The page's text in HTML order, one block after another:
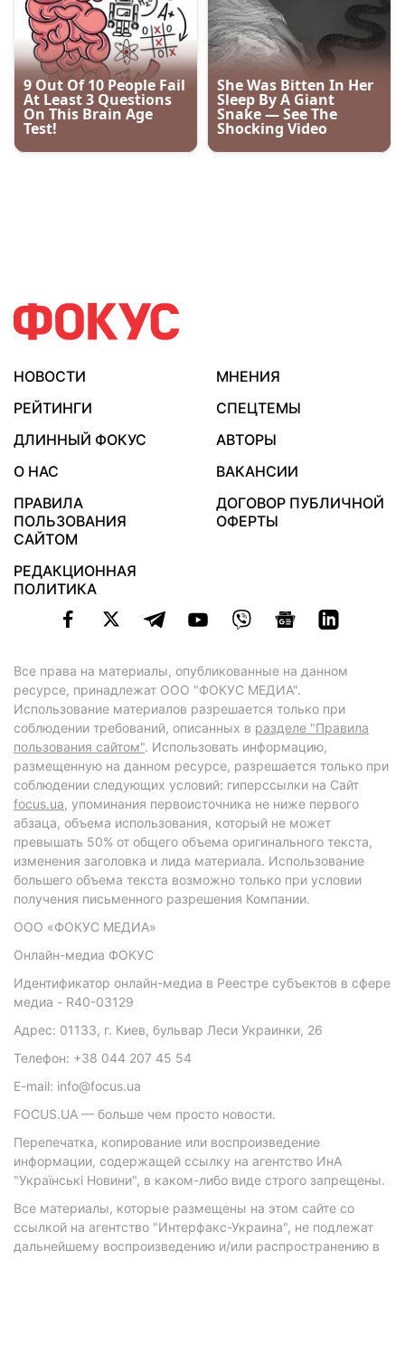
НОВОСТИ
МНЕНИЯ
РЕЙТИНГИ
СПЕЦТЕМЫ
ДЛИННЫЙ ФОКУС
АВТОРЫ
О НАС
ВАКАНСИИ
ПРАВИЛА
ПОЛЬЗОВАНИЯ
САЙТОМ
ДОГОВОР ПУБЛИЧНОЙ
ОФЕРТЫ
РЕДАКЦИОННАЯ
ПОЛИТИКА
Все права на материалы, опубликованные на данном
ресурсе, принадлежат ООО "ФОКУС МЕДИА".
Использование материалов разрешается только при
соблюдении требований, описанных в разделе "Правила
пользования сайтом". Использовать информацию,
размещенную на данном ресурсе, разрешается только при
соблюдении следующих условий: гиперссылки на Сайт
focus.ua, упоминания первоисточника не ниже первого
абзаца, объема использования, который не может
превышать 50% от общего объема оригинального текста,
изменения заголовка и лида материала. Использование
большего объема текста возможно только при условии
получения письменного разрешения Компании.
ООО «ФОКУС МЕДИА»
Онлайн-медиа ФОКУС
Идентификатор онлайн-медиа в Реестре субъектов в сфере
медиа - R40-03129
Адрес: 01133, г. Киев, бульвар Леси Украинки, 26
Телефон: +38 044 207 45 54
E-mail: info@focus.ua
FOCUS.UA — больше чем просто новости.
Перепечатка, копирование или воспроизведение
информации, содержащей ссылку на агентство ИнА
"Українські Новини", в каком-либо виде строго запрещены.
Все материалы, которые размещены на этом сайте со
ссылкой на агентство "Интерфакс-Украина", не подлежат
дальнейшему воспроизведению и/или распространению в